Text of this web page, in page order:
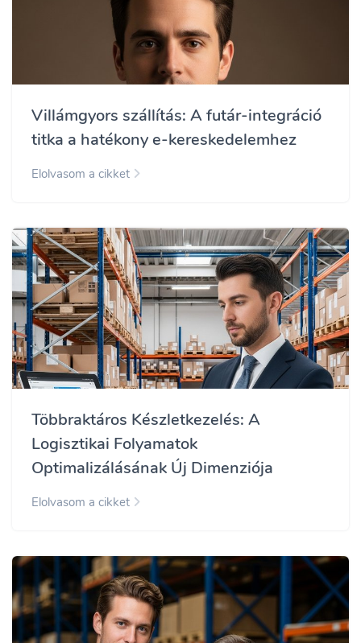
Villámgyors szállítás: A futár-integráció
titka a hatékony e-kereskedelemhez
Elolvasom a cikket
Többraktáros Készletkezelés: A
Logisztikai Folyamatok
Optimalizálásának Új Dimenziója
Elolvasom a cikket